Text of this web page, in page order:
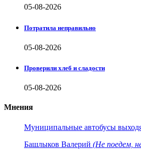
05-08-2026
Потратила неправильно
05-08-2026
Проверили хлеб и сладости
05-08-2026
Мнения
Муниципальные автобусы
Башлыков Валерий (Не поедем,